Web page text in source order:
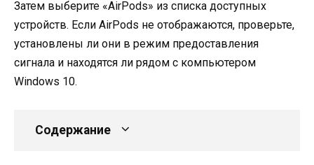
Затем выберите «AirPods» из списка доступных
устройств. Если AirPods не отображаются, проверьте,
установлены ли они в режим предоставления
сигнала и находятся ли рядом с компьютером
Windows 10.
Содержание